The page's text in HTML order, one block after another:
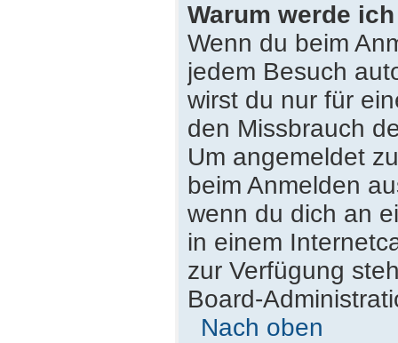
Warum werde
Wenn du beim
jedem Besuch
wirst du nur für
den Missbrauch
Um angemeldet
beim Anmelden
wenn du dich an
in einem
zur Verfügung
Board-
Nach oben